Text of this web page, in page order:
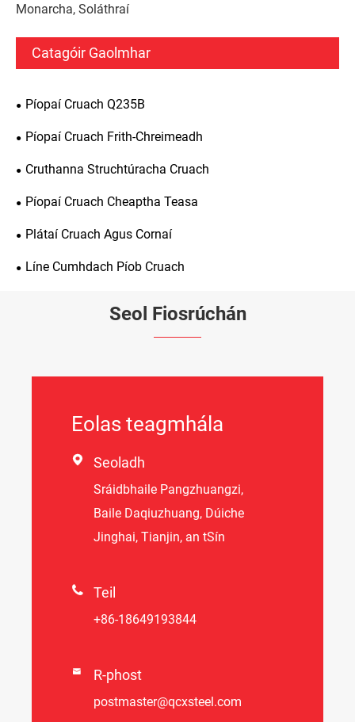
Monarcha, Soláthraí
Catagóir Gaolmhar
Píopaí Cruach Q235B
Píopaí Cruach Frith-Chreimeadh
Cruthanna Struchtúracha Cruach
Píopaí Cruach Cheaptha Teasa
Plátaí Cruach Agus Cornaí
Líne Cumhdach Píob Cruach
Seol Fiosrúchán
Eolas teagmhála
 Seoladh
Sráidbhaile Pangzhuangzi,
Baile Daqiuzhuang, Dúiche
Jinghai, Tianjin, an tSín
 Teil
+86-18649193844
 R-phost
postmaster@qcxsteel.com